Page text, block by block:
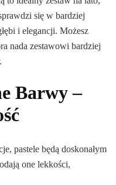
się w bardziej
i elegancji. Możesz
nada zestawowi bardziej
Barwy –
pastele będą doskonałym
one lekkości,